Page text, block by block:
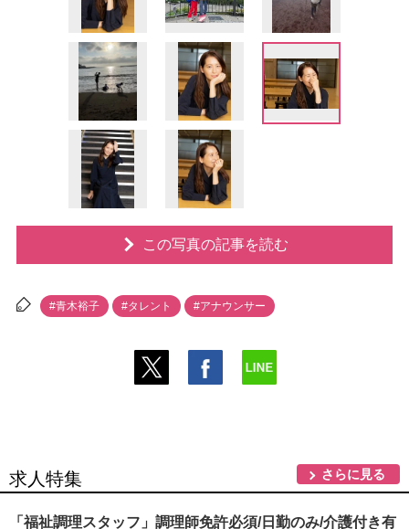
この写真の記事を読む
#青木裕子 #タレント #アナウンサー
求人特集 さらに見る
「福祉調理スタッフ」調理師免許必須/日勤のみ/介護付き有